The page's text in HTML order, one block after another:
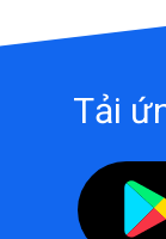
Tải